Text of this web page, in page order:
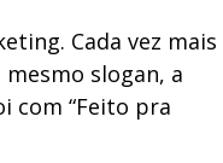
Cada vez mais
slogan, a
com “Feito pra